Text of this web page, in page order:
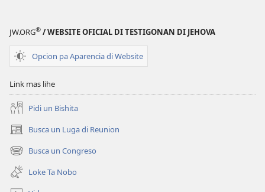
JW.ORG® / WEBSITE OFICIAL DI TESTIGONAN DI JEHOVA
Opcion pa Aparencia di Website
Link mas lihe
Pidi un Bishita
Busca un Luga di Reunion
(opens
new
window)
Busca un Congreso
(opens
new
window)
Loke Ta Nobo